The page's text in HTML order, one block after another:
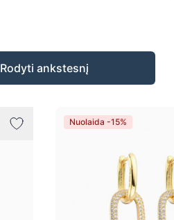
Rodyti ankstesnį
Nuolaida -15%